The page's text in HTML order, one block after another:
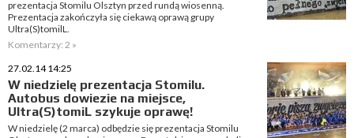
prezentacja Stomilu Olsztyn przed rundą wiosenną.
Prezentacja zakończyła się ciekawą oprawą grupy
Ultra(S)tomilL.
Komentarzy: 2 »
27.02.14 14:25
W niedzielę prezentacja Stomilu.
Autobus dowiezie na miejsce,
Ultra(S)tomiL szykuje oprawę!
W niedzielę (2 marca) odbędzie się prezentacja Stomilu